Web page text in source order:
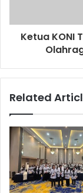
Ketua KONI
Related